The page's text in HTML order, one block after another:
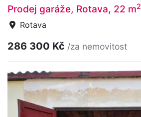
Prodej garáže, Rotava, 22 m2
Rotava
286 300 Kč /za nemovitost